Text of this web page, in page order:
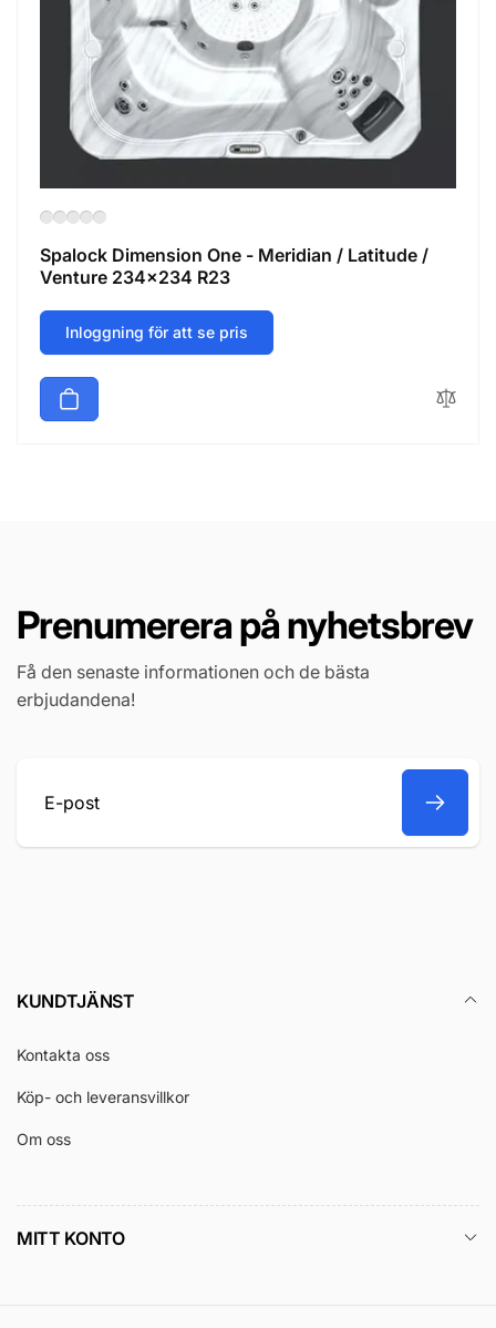
Spalock Dimension One - Meridian / Latitude /
Venture 234x234 R23
Inloggning för att se pris
Prenumerera på nyhetsbrev
Få den senaste informationen och de bästa
erbjudandena!
E-
KUNDTJÄNST
Kontakta oss
Köp- och leveransvillkor
Om oss
MITT KONTO